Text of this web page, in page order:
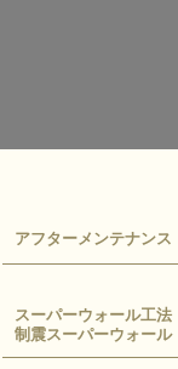
アフターメンテナンス
スーパーウォール工法
制震スーパーウォール